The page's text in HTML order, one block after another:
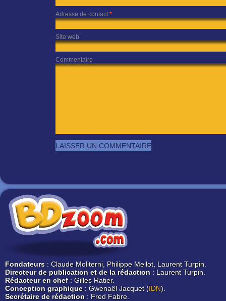
Adresse de contact *
Site web
Commentaire
Fondateurs : Claude Moliterni, Philippe Mellot, Laurent Turpin.
Directeur de publication et de la rédaction : Laurent Turpin.
Rédacteur en chef: Gilles Ratier.
Conception graphique: Gwenaël Jacquet (IDN).
Secrétaire de rédaction : Fred Fabre.